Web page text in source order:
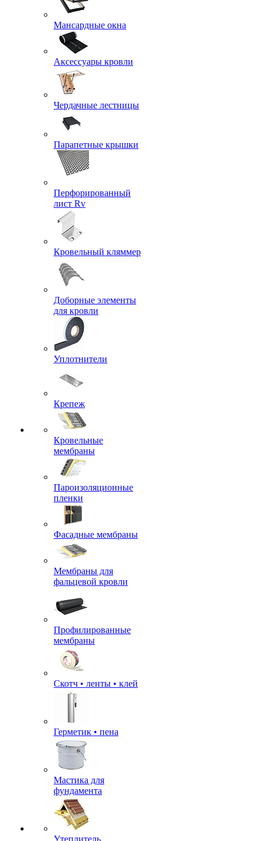
Мансардные окна
Аксессуары кровли
Чердачные лестницы
Парапетные крышки
Перфорированный
лист Rv
Кровельный кляммер
Доборные элементы
для кровли
Уплотнители
Крепеж
Кровельные
мембраны
Пароизоляционные
пленки
Фасадные мембраны
Мембраны для
фальцевой кровли
Профилированные
мембраны
Скотч • ленты • клей
Герметик • пена
Мастика для
фундамента
Утеплитель